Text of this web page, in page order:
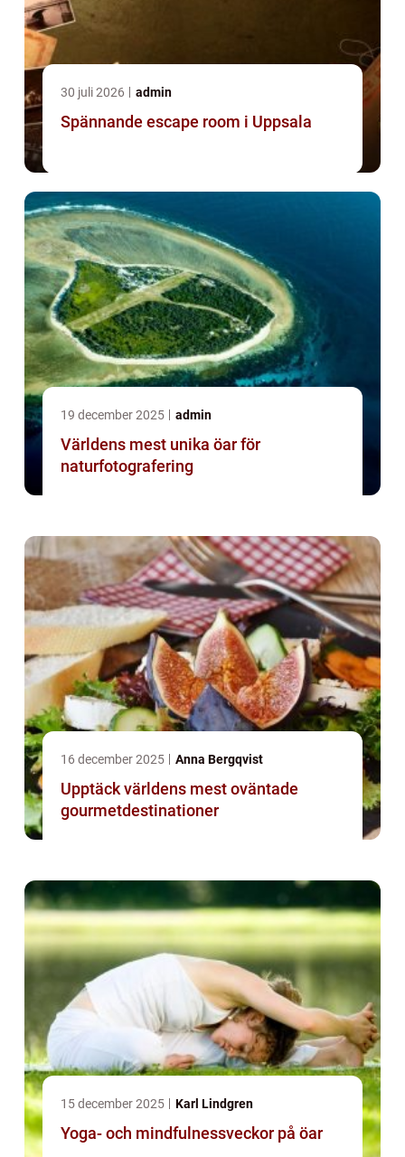
30 juli 2026 admin
Spännande escape room i Uppsala
19 december 2025 admin
Världens mest unika öar för
naturfotografering
16 december 2025 Anna Bergqvist
Upptäck världens mest oväntade
gourmetdestinationer
15 december 2025 Karl Lindgren
Yoga- och mindfulnessveckor på öar